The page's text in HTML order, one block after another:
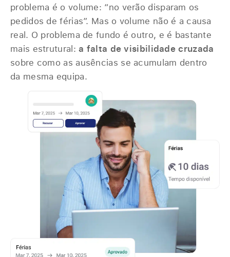
problema é o volume: “no verão disparam os
pedidos de férias”. Mas o volume não é a causa
real. O problema de fundo é outro, e é bastante
mais estrutural:a falta de visibilidade cruzada
sobre como as ausências se acumulam dentro
da mesma equipa.